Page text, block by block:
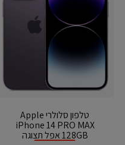
טלפון סלולרי Apple
iPhone 14 PRO MAX
128GB אפל תצוגה